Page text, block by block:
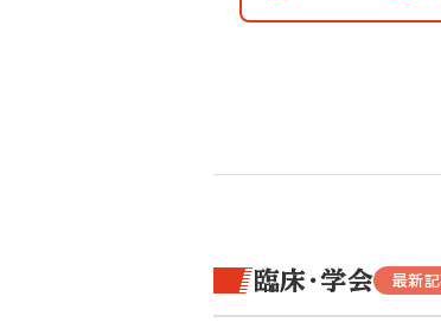
て
臨床・学会 最新